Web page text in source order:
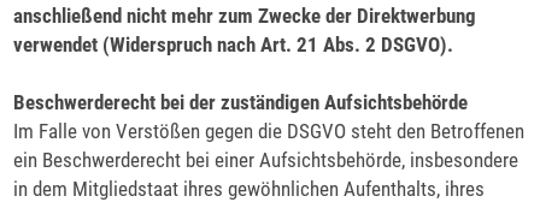
anschließend nicht mehr zum Zwecke der Direktwerbung
verwendet (Widerspruch nach Art. 21 Abs. 2 DSGVO).
Beschwerderecht bei der zuständigen Aufsichtsbehörde
Im Falle von Verstößen gegen die DSGVO steht den Betroffenen
ein Beschwerderecht bei einer Aufsichtsbehörde, insbesondere
in dem Mitgliedstaat ihres gewöhnlichen Aufenthalts, ihres